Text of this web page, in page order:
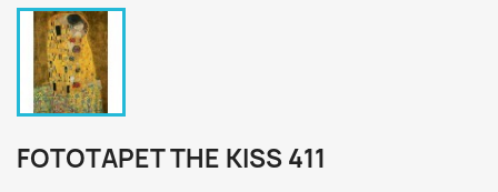
FOTOTAPET THE KISS 411